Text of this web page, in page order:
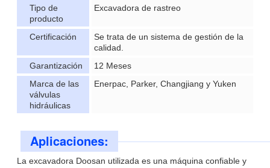
Tipo de
producto
Excavadora de rastreo
Certificación
Se trata de un sistema de gestión de la
calidad.
Garantización
12 Meses
Marca de las
válvulas
hidráulicas
Enerpac, Parker, Changjiang y Yuken
Aplicaciones:
La excavadora Doosan utilizada es una máquina confiable y